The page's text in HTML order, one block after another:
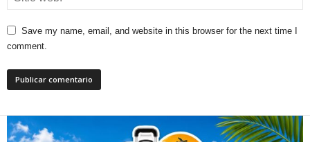
Save my name, email, and website in this browser for the next time I
comment.